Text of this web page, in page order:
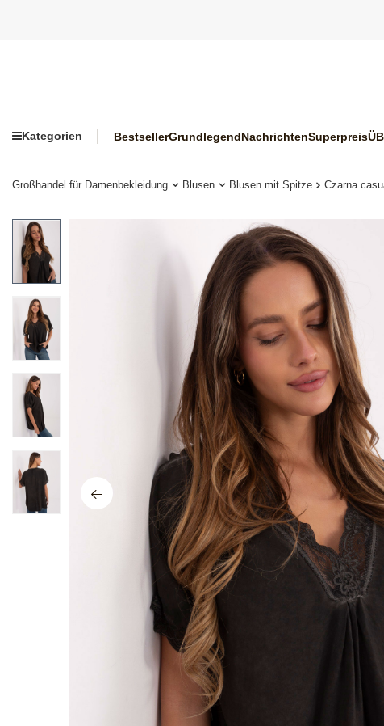
Kategorien BestsellerGrundlegendNachrichtenSuperpreis
Großhandel für Damenbekleidung Blusen Blusen mit Spitze Czarna